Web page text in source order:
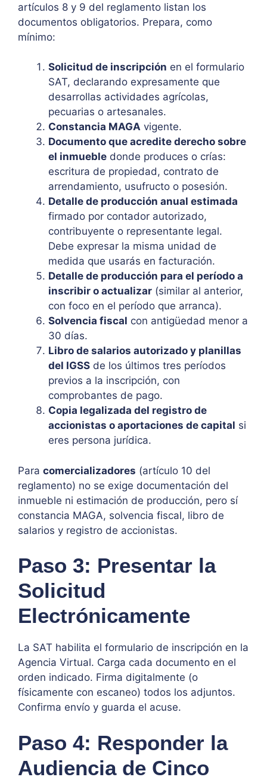
artículos 8 y 9 del reglamento listan los
documentos obligatorios. Prepara, como
mínimo:
Solicitud de inscripción en el formulario
SAT, declarando expresamente que
desarrollas actividades agrícolas,
pecuarias o artesanales.
Constancia MAGA vigente.
Documento que acredite derecho sobre
el inmueble donde produces o crías:
escritura de propiedad, contrato de
arrendamiento, usufructo o posesión.
Detalle de producción anual estimada
firmado por contador autorizado,
contribuyente o representante legal.
Debe expresar la misma unidad de
medida que usarás en facturación.
Detalle de producción para el período a
inscribir o actualizar (similar al anterior,
con foco en el período que arranca).
Solvencia fiscal con antigüedad menor a
30 días.
Libro de salarios autorizado y planillas
del IGSS de los últimos tres períodos
previos a la inscripción, con
comprobantes de pago.
Copia legalizada del registro de
accionistas o aportaciones de capital si
eres persona jurídica.
Para comercializadores (artículo 10 del
reglamento) no se exige documentación del
inmueble ni estimación de producción, pero sí
constancia MAGA, solvencia fiscal, libro de
salarios y registro de accionistas.
Paso 3: Presentar la
Solicitud
Electrónicamente
La SAT habilita el formulario de inscripción en la
Agencia Virtual. Carga cada documento en el
orden indicado. Firma digitalmente (o
físicamente con escaneo) todos los adjuntos.
Confirma envío y guarda el acuse.
Paso 4: Responder la
Audiencia de Cinco